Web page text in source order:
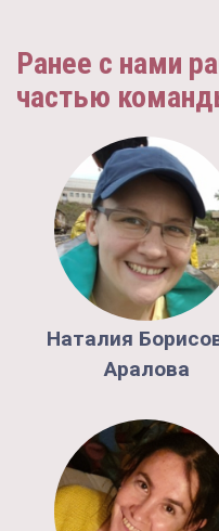
Ранее с нами
частью
Наталия
Аралова